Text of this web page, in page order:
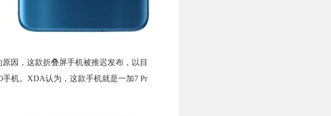
因，这款折叠屏手机被推迟发布，以目
机。XDA认为，这款手机就是一加7 Pr